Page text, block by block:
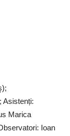
Asistenți:
Marica
Ioan